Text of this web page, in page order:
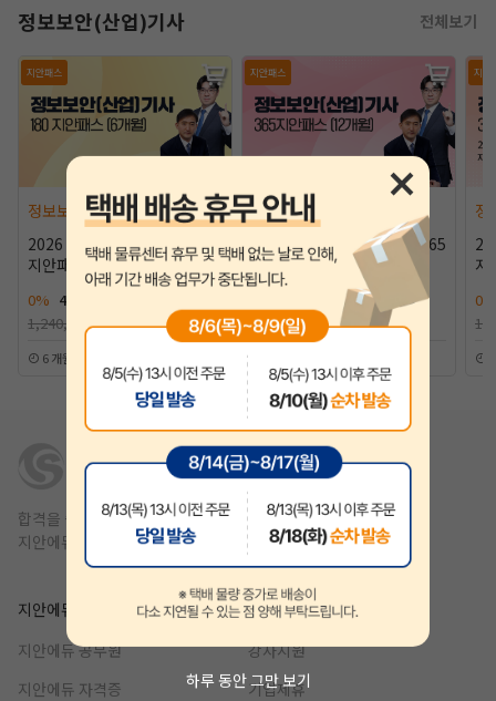
시 수강일 3일 자동 연장! 실기 87% 적중 신화 정
하루 동안 그만 보기
정보보안(산업)기사 전체보기
지안패스
정보보안(산업)기사
2026 정보보안(산업)기사 180
지안패스 (6개월)
0% 410,000원
1,240,000원
6 개월
지안패스
정보보안(산업)기사
2026 정보보안(산업)기사 365
지안패스 (12개월) NEW
480,000원
1,240,000원
지안
정
지
0%
합격을 쉽고 빠르게,
지안에듀는 1년 안에 합격을 목표를 합니다.
지안에듀
지안에듀 공무원
지안에듀 자격증
제휴
강사지원
기업제휴